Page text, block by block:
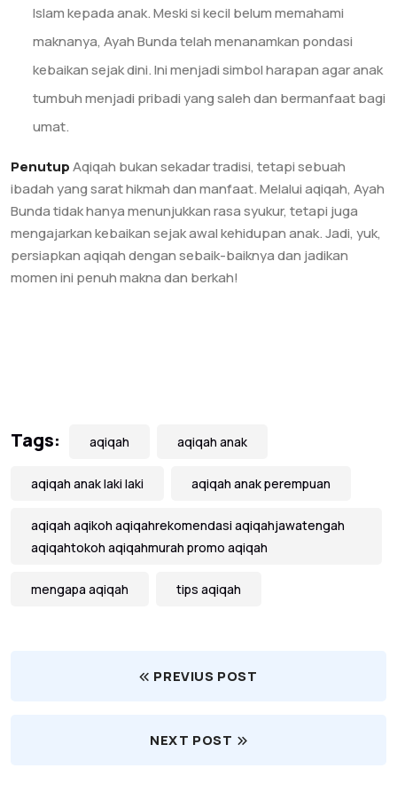
Islam kepada anak. Meski si kecil belum memahami
maknanya, Ayah Bunda telah menanamkan pondasi
kebaikan sejak dini. Ini menjadi simbol harapan agar anak
tumbuh menjadi pribadi yang saleh dan bermanfaat bagi
umat.
PenutupAqiqah bukan sekadar tradisi, tetapi sebuah
ibadah yang sarat hikmah dan manfaat. Melalui aqiqah, Ayah
Bunda tidak hanya menunjukkan rasa syukur, tetapi juga
mengajarkan kebaikan sejak awal kehidupan anak. Jadi, yuk,
persiapkan aqiqah dengan sebaik-baiknya dan jadikan
momen ini penuh makna dan berkah!
Tags: aqiqah aqiqah anak
aqiqah anak laki laki aqiqah anak perempuan
aqiqah aqikoh aqiqahrekomendasi aqiqahjawatengah
aqiqahtokoh aqiqahmurah promo aqiqah
mengapa aqiqah tips aqiqah
PREVIUS POST
NEXT POST